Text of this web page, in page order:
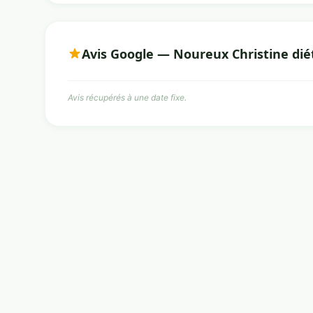
Avis Google — Noureux Christine
Avis récupérés à une date fixe.